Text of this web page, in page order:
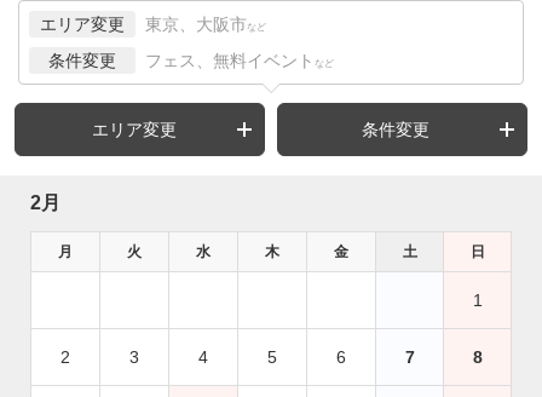
エリア変更 東京、大阪市 など
条件変更 フェス、無料イベント など
エリア変更 条件変更
2月
月 火 水 木 金 土 日
1
2 3 4 5 6 7 8